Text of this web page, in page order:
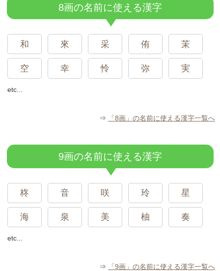
8画の名前に使える漢字
和 來 采 侑 茉
空 幸 怜 弥 実
etc...
⇒ 「8画」の名前に使える漢字一覧へ
9画の名前に使える漢字
柊 音 咲 玲 星
海 泉 美 柚 奏
etc...
⇒ 「9画」の名前に使える漢字一覧へ